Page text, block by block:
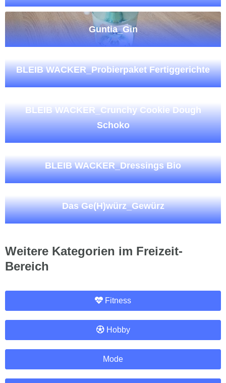
Guntia_Gin
BLEIB WACKER_Probierpaket Fertiggerichte
BLEIB WACKER_Crunchy Cookie Dough
Schoko
BLEIB WACKER_Dressings Bio
Das Ge(H)würz_Gewürz
Weitere Kategorien im Freizeit-
Bereich
Fitness
Hobby
Mode